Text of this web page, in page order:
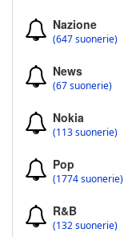
Nazione
(647 suonerie)
News
(67 suonerie)
Nokia
(113 suonerie)
Pop
(1774 suonerie)
R&B
(132 suonerie)